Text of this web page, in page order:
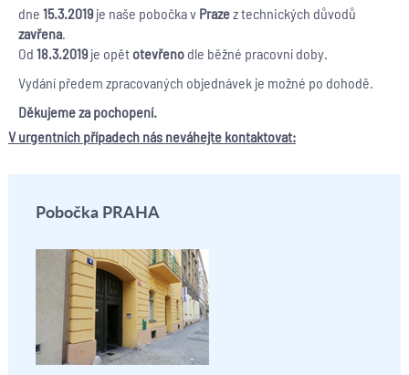
dne 15.3.2019je naše pobočka v Prazez technických důvodů
zavřena.
Od 18.3.2019je opět otevřeno dle běžné pracovní doby.
Vydání předem zpracovaných objednávek je možné po dohodě.
Děkujeme za pochopení.
V urgentních případech nás neváhejte kontaktovat:
Pobočka PRAHA